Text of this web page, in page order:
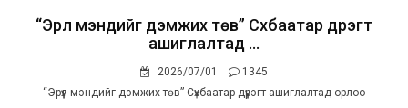
“Эрүүл мэндийг дэмжих төв” Сүхбаатар дүүрэгт
ашиглалтад ...
2026/07/01
1345
“Эрүүл мэндийг дэмжих төв” Сүхбаатар дүүрэгт ашиглалтад орлоо